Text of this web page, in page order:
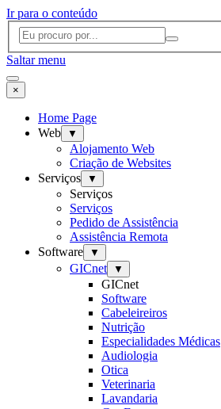
Ir para o conteúdo
Saltar menu
×
Home Page
Web
▼
Alojamento Web
Criação de Websites
Serviços
▼
Serviços
Serviços
Pedido de Assistência
Assistência Remota
Software
▼
GICnet ▼
GICnet
Software
Cabeleireiros
Nutrição
Especialidades Médicas
Audiologia
Otica
Veterinaria
Lavandaria